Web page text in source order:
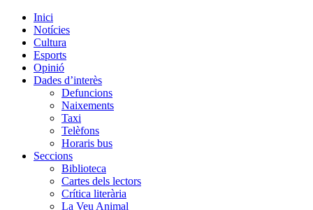
Inici
Notícies
Cultura
Esports
Opinió
Dades d’interès
Defuncions
Naixements
Taxi
Telèfons
Horaris bus
Seccions
Biblioteca
Cartes dels lectors
Crítica literària
La Veu Animal